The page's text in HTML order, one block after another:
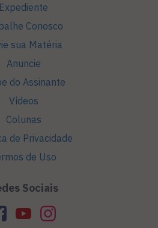
Expediente
Conosco
sua Matéria
Anuncie
do Assinante
Vídeos
Colunas
de Privacidade
de Uso
Sociais